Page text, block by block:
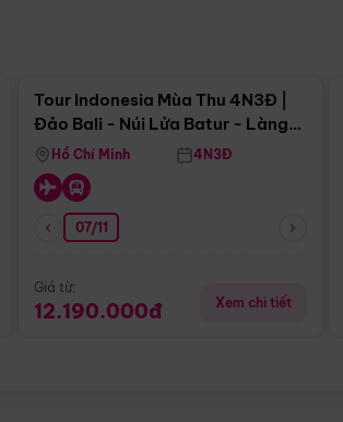
Tour Indonesia Mùa Thu 4N3Đ |
Đảo Bali - Núi Lửa Batur - Làng
Penglipuran
Hồ Chí Minh 4N3Đ
07/11
Giá từ:
12.190.000đ Xem chi tiết